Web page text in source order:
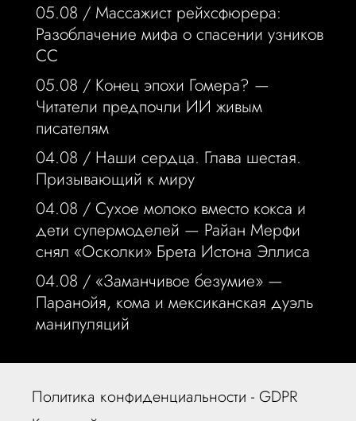
05.08 / Массажист рейхсфюрера:
Разоблачение мифа о спасении узников
СС
05.08 / Конец эпохи Гомера? —
Читатели предпочли ИИ живым
писателям
04.08 / Наши сердца. Глава шестая.
Призывающий к миру
04.08 / Сухое молоко вместо кокса и
дети супермоделей — Райан Мерфи
снял «Осколки» Брета Истона Эллиса
04.08 / «Заманчивое безумие» —
Паранойя, кома и мексиканская дуэль
манипуляций
Политика конфиденциальности - GDPR